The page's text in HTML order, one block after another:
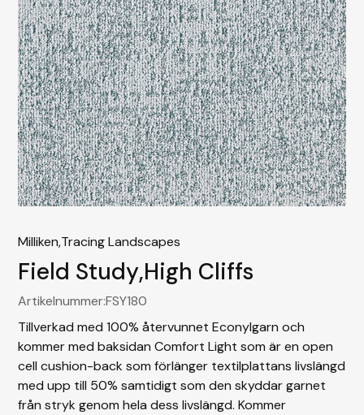
Milliken,Tracing Landscapes
Field Study,High Cliffs
Artikelnummer:FSY180
Tillverkad med 100% återvunnet Econylgarn och
kommer med baksidan Comfort Light som är en open
cell cushion-back som förlänger textilplattans livslängd
med upp till 50% samtidigt som den skyddar garnet
från stryk genom hela dess livslängd. Kommer